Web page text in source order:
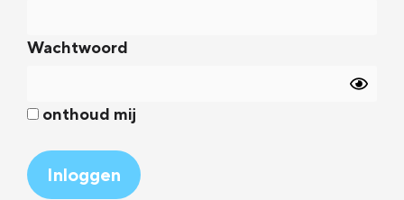
Wachtwoord
onthoud mij